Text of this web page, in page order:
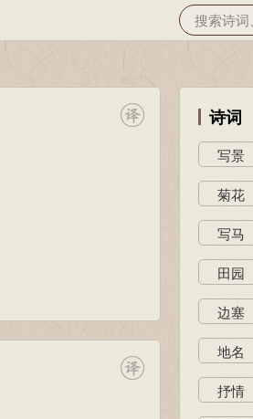
诗词
写景
菊花
写马
田园
边塞
地名
抒情